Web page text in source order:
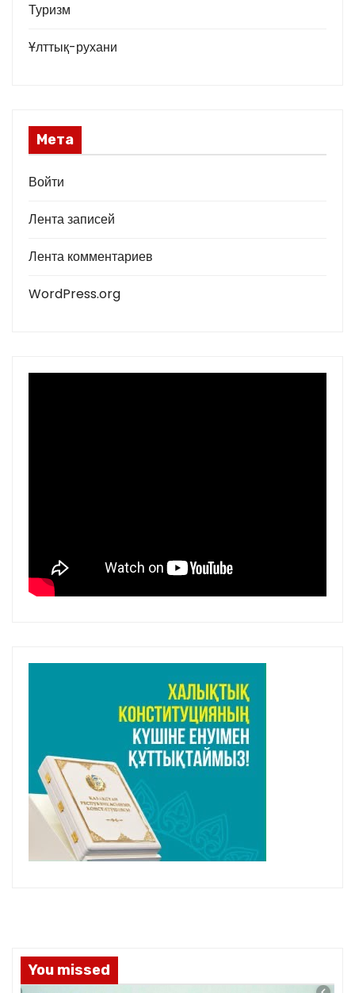
Туризм
Ұлттық-рухани
Мета
Войти
Лента записей
Лента комментариев
WordPress.org
You missed